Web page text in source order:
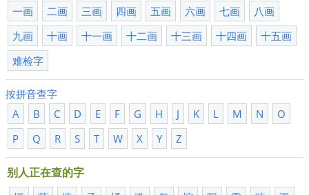
一画
二画 三画 四画 五画 六画 七画
八画
九画
十画 十一画 十二画 十三画 十四画
十五画
难检字
按拼音查字
A
B C D E F G H J K L M N
O
P
Q R S T W X Y Z
别人正在查的字